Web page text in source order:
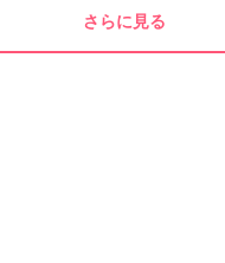
さらに見る